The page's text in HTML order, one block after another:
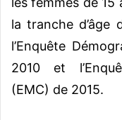
la tranche d’âge
l’Enquête
2010 et
(EMC) de 2015.